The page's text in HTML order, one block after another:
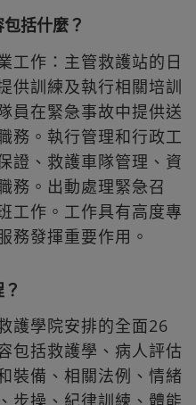
括什麼？
工作：主管救護站的日
供訓練及執行相關培訓
員在緊急事故中提供送
務。執行管理和行政工
證、救護車隊管理、資
務。出動處理緊急召
工作。工作具有高度專
務發揮重要作用。
護學院安排的全面26
包括救護學、病人評估
裝備、相關法例、情緒